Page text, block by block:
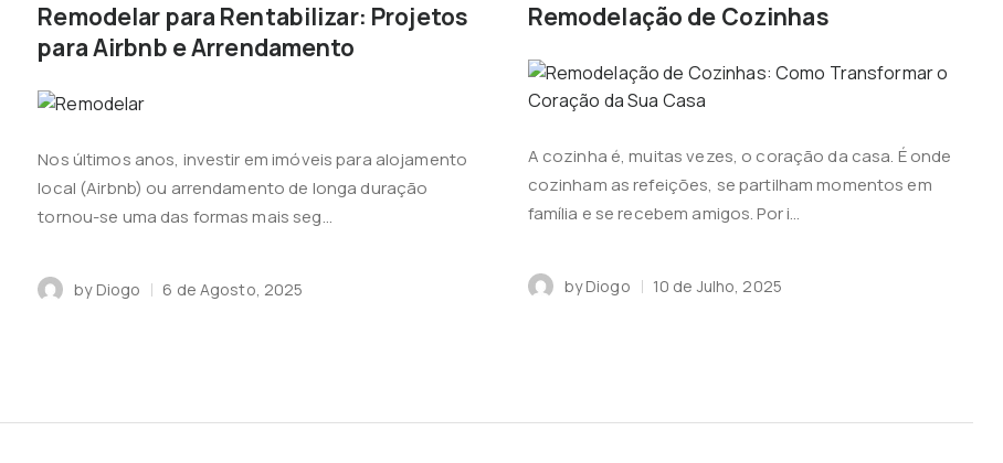
Remodelar para Rentabilizar: Projetos
para Airbnb e Arrendamento
Nos últimos anos, investir em imóveis para alojamento
local (Airbnb) ou arrendamento de longa duração
tornou-se uma das formas mais seg...
by Diogo 6 de Agosto, 2025
Remodelação de Cozinhas
A cozinha é, muitas vezes, o coração da casa. É onde
cozinham as refeições, se partilham momentos em
família e se recebem amigos. Por i...
by Diogo 10 de Julho, 2025